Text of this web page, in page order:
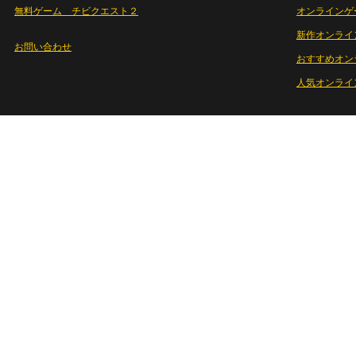
無料ゲーム チビクエスト２
お問い合わせ
オンライン
新作オンライ
おすすめオ
人気オンラ